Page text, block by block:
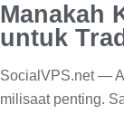
Manakah
untuk
SocialVPS.net —
milisaat penting.